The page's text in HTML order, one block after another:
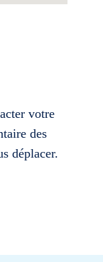
votre
des
déplacer.